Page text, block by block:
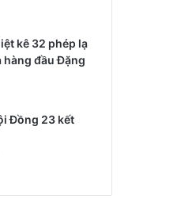
kê 32 phép lạ
hàng đầu Đặng
Đồng 23 kết